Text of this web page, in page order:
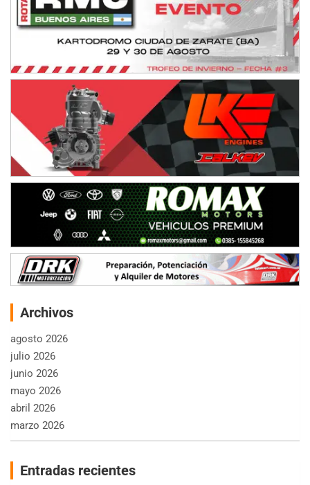
Archivos
agosto 2026
julio 2026
junio 2026
mayo 2026
abril 2026
marzo 2026
Entradas recientes